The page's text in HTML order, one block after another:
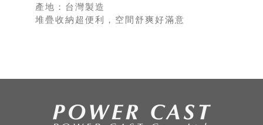
產地：台灣製造
堆疊收納超便利，空間舒爽好滿意